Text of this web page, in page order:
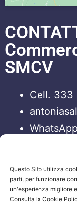
Questo Sito utilizza
parti, per funzionare
un'esperienza migliore
Consulta la Cookie
SMCV
Cell. 333
WhatsApp
ORARI
Lun-Ven